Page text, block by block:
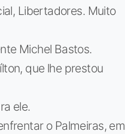
Libertadores. Muito
Michel Bastos.
que lhe prestou
ele.
o Palmeiras, em